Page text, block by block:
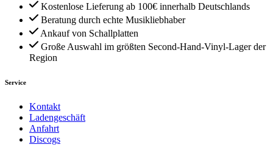
Kostenlose Lieferung ab 100€ innerhalb Deutschlands
Beratung durch echte Musikliebhaber
Ankauf von Schallplatten
Große Auswahl im größten Second-Hand-Vinyl-Lager der
Region
Service
Kontakt
Ladengeschäft
Anfahrt
Discogs